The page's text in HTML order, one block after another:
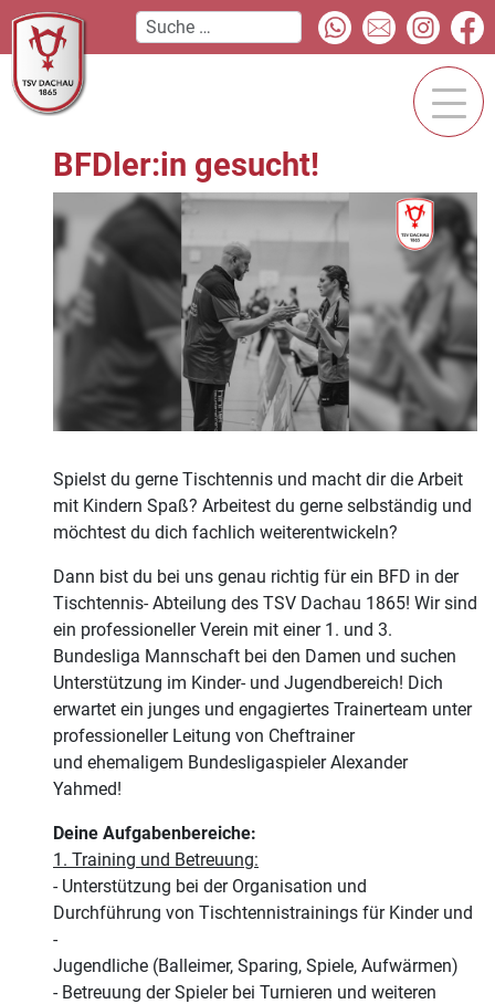
BFDler:in gesucht!
Spielst du gerne Tischtennis und macht dir die Arbeit
mit Kindern Spaß? Arbeitest du gerne selbständig und
möchtest du dich fachlich weiterentwickeln?
Dann bist du bei uns genau richtig für ein BFD in der
Tischtennis- Abteilung des TSV Dachau 1865! Wir sind
ein professioneller Verein mit einer 1. und 3.
Bundesliga Mannschaft bei den Damen und suchen
Unterstützung im Kinder- und Jugendbereich! Dich
erwartet ein junges und engagiertes Trainerteam unter
professioneller Leitung von Cheftrainer
und ehemaligem Bundesligaspieler Alexander
Yahmed!
Deine Aufgabenbereiche:
1. Training und Betreuung:
- Unterstützung bei der Organisation und
Durchführung von Tischtennistrainings für Kinder und
-
Jugendliche (Balleimer, Sparing, Spiele, Aufwärmen)
- Betreuung der Spieler bei Turnieren und weiteren